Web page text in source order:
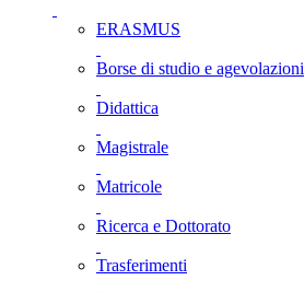
ERASMUS
Borse di studio e agevolazioni
Didattica
Magistrale
Matricole
Ricerca e Dottorato
Trasferimenti